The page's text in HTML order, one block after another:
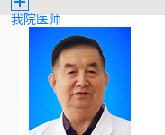
我院医师